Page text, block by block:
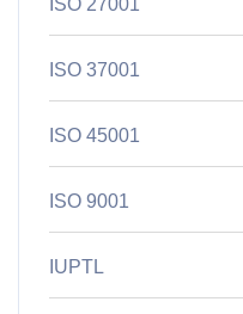
ISO 27001
ISO 37001
ISO 45001
ISO 9001
IUPTL